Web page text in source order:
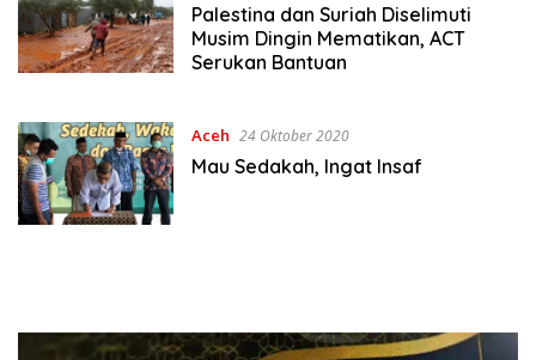
Palestina dan Suriah Diselimuti
Musim Dingin Mematikan, ACT
Serukan Bantuan
Aceh 24 Oktober 2020
Mau Sedakah, Ingat Insaf